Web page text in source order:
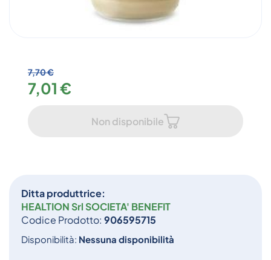
Ditta produttrice:
HEALTION Srl SOCIETA' BENEFIT
Codice Prodotto: 906595715
Disponibilità: Nessuna disponibilità
7,70 €
7,01 €
Non disponibile